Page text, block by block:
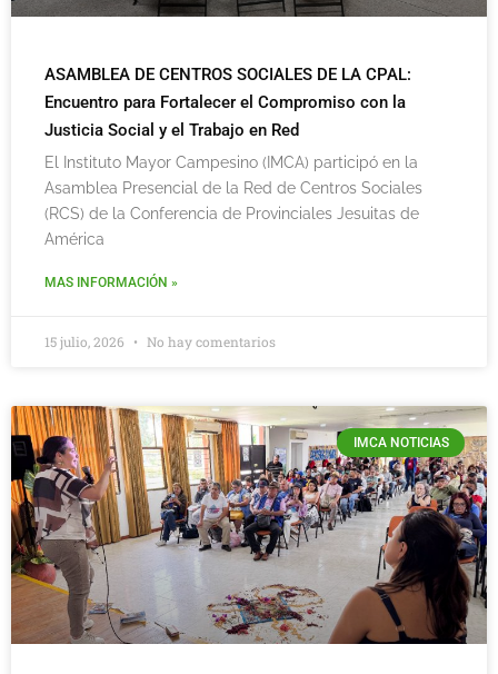
ASAMBLEA DE CENTROS SOCIALES DE LA CPAL:
Encuentro para Fortalecer el Compromiso con la
Justicia Social y el Trabajo en Red
El Instituto Mayor Campesino (IMCA) participó en la
Asamblea Presencial de la Red de Centros Sociales
(RCS) de la Conferencia de Provinciales Jesuitas de
América
MAS INFORMACIÓN »
15 julio, 2026 No hay comentarios
IMCA NOTICIAS